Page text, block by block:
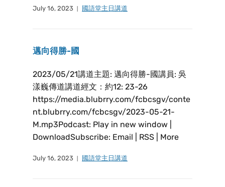
July 16, 2023 國語堂主日講道
邁向得勝-國
2023/05/21講道主題: 邁向得勝-國講員: 吳
漾巍傳道講道經文：約12: 23-26
https://media.blubrry.com/fcbcsgv/conte
nt.blubrry.com/fcbcsgv/2023-05-21-
M.mp3Podcast: Play in new window |
DownloadSubscribe: Email | RSS | More
July 16, 2023 國語堂主日講道